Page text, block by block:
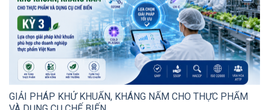
GIẢI PHÁP KHỬ KHUẨN, KHÁNG NẤM CHO THỰC PHẨM